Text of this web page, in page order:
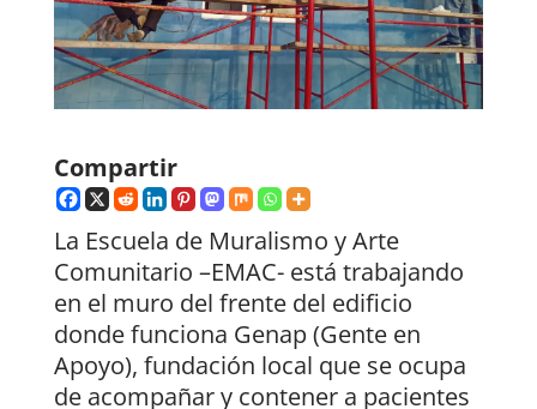
Compartir
La Escuela de Muralismo y Arte
Comunitario –EMAC- está trabajando
en el muro del frente del edificio
donde funciona Genap (Gente en
Apoyo), fundación local que se ocupa
de acompañar y contener a pacientes